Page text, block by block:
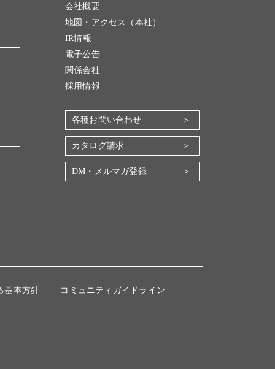
会社概要
地図・アクセス（本社）
IR情報
電子公告
関係会社
採用情報
各種お問い合わせ
カタログ請求
DM・メルマガ登録
基本方針 コミュニティガイドライン